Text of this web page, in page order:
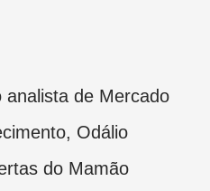
de Mercado
Odálio
do Mamão